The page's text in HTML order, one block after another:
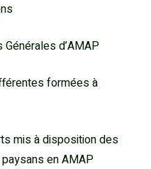
d’AMAP
formées à
mis à disposition des
en AMAP